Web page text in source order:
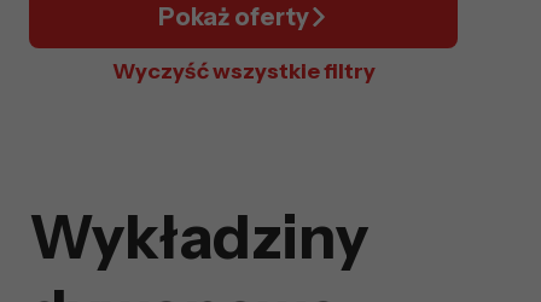
Pokaż oferty
Wyczyść wszystkie filtry
Wykładziny